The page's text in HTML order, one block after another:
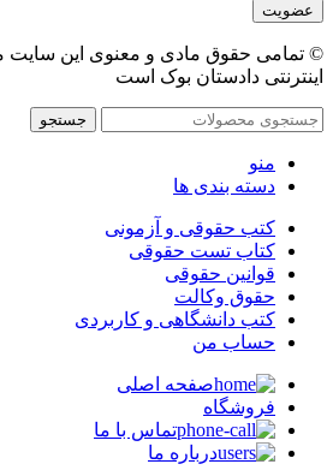
© تمامی حقوق مادی و معنوی این سایت
اینترنتی دادستان بوک است
جستجو
منو
دسته بندی ها
کتب حقوقی و آزمونی
کتاب تست حقوقی
قوانین حقوقی
حقوق وکالت
کتب دانشگاهی و کاربردی
حساب من
صفحه اصلی
فروشگاه
تماس با ما
درباره ما